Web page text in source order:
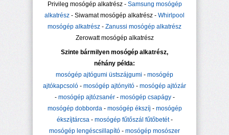
Privileg mosógép alkatrész - Samsung mosógép
alkatrész - Siwamat mosógép alkatrész - Whirlpool
mosógép alkatrész - Zanussi mosógép alkatrész
Zerowatt mosógép alkatrész
Szinte bármilyen mosógép alkatrész,
néhány példa:
mosógép ajtógumi üstszájgumi - mosógép
ajtókapcsoló - mosógép ajtónyitó - mosógép ajtózár
- mosógép ajtózsanér- mosógép csapágy-
mosógép dobborda- mosógép ékszíj - mosógép
ékszíjtárcsa- mosógép fűtőszál fűtőbetét-
mosógép lengéscsillapító - mosógép mosószer